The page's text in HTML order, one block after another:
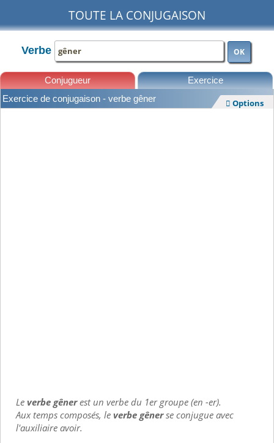
TOUTE LA CONJUGAISON
Verbe OK
Conjugueur Exercice
Exercice de conjugaison - verbe gêner  Options
Leverbe gênerest un verbe du 1er groupe (en -er).
Aux temps composés, leverbe gênerse conjugue avec
l'auxiliaire avoir.